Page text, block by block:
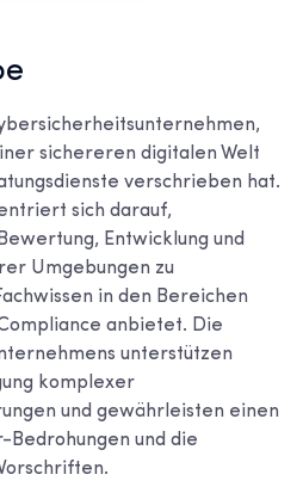
sichereren digitalen Welt
verschrieben hat.
sich darauf,
Entwicklung und
Umgebungen zu
in den Bereichen
anbietet. Die
unterstützen
komplexer
und gewährleisten einen
Bedrohungen und die